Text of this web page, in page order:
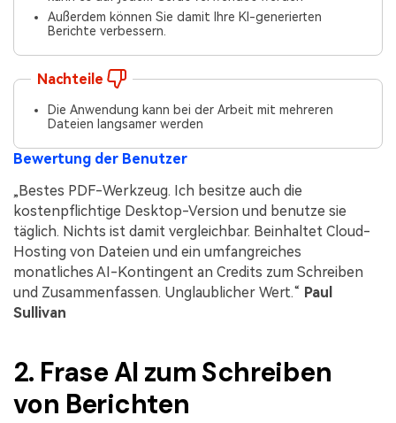
Außerdem können Sie damit Ihre KI-generierten
Berichte verbessern.
Nachteile
Die Anwendung kann bei der Arbeit mit mehreren
Dateien langsamer werden
Bewertung der Benutzer
„Bestes PDF-Werkzeug. Ich besitze auch die
kostenpflichtige Desktop-Version und benutze sie
täglich. Nichts ist damit vergleichbar. Beinhaltet Cloud-
Hosting von Dateien und ein umfangreiches
monatliches AI-Kontingent an Credits zum Schreiben
und Zusammenfassen. Unglaublicher Wert.“ Paul
Sullivan
2. Frase AI zum Schreiben
von Berichten